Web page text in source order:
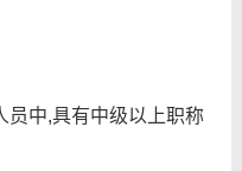
员中,具有中级以上职称